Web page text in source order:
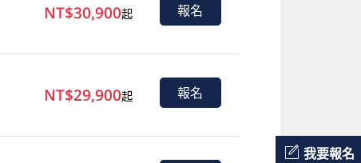
我要報名
NT$30,900起 報名
NT$29,900起 報名